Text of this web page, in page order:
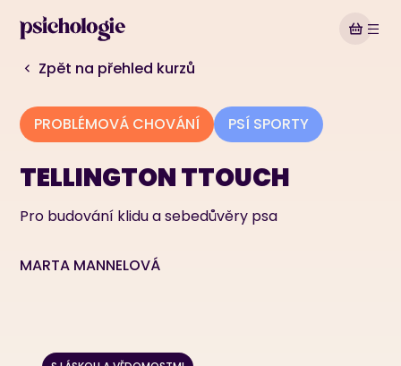
Zpět na přehled kurzů
PROBLÉMOVÁ CHOVÁNÍ PSÍ SPORTY
TELLINGTON TTOUCH
Pro budování klidu a sebedůvěry psa
MARTA MANNELOVÁ